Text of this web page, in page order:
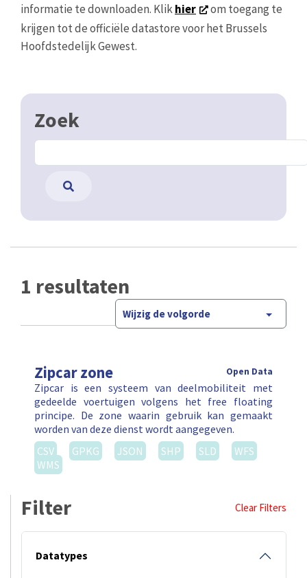
informatie te downloaden. Klikhier
om toegang te
krijgen tot de officiële datastore voor het Brussels
Hoofdstedelijk Gewest.
Zoek
1 resultaten
Wijzig de volgorde
Zipcar zone Open Data
Zipcar is een systeem van deelmobiliteit met
gedeelde voertuigen volgens het free floating
principe. De zone waarin gebruik kan gemaakt
worden van deze dienst wordt aangegeven.
CSV
GPKG JSON SHP SLD
WFS
WMS
Filter Clear Filters
Datatypes